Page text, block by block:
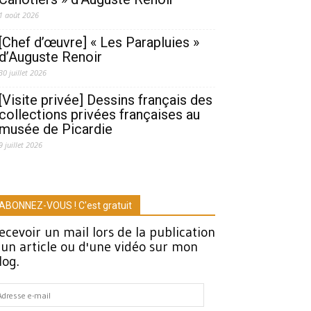
1 août 2026
[Chef d’œuvre] « Les Parapluies »
d’Auguste Renoir
juillet 2026
[Visite privée] Dessins français des
collections privées françaises au
musée de Picardie
juillet 2026
VOUS ! C'est gratuit
un mail lors de la publication
article ou d'une vidéo sur mon